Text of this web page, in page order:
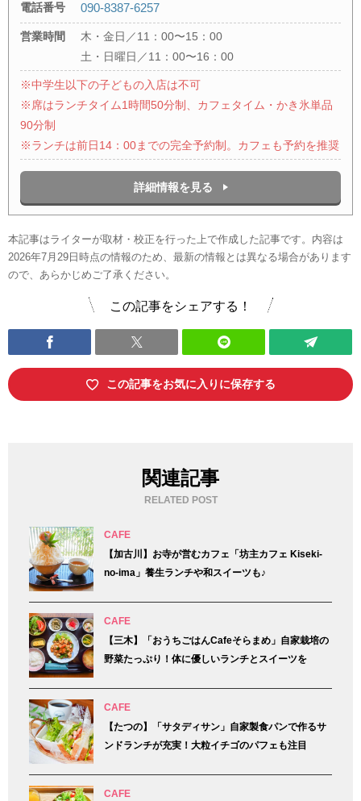
電話番号 090-8387-6257
営業時間
木・金日／11：00〜15：00
土・日曜日／11：00〜16：00
※中学生以下の子どもの入店は不可
※席はランチタイム1時間50分制、カフェタイム・かき氷単品
90分制
※ランチは前日14：00までの完全予約制。カフェも予約を推奨
詳細情報を見る
本記事はライターが取材・校正を行った上で作成した記事です。内容は
2026年7月29日時点の情報のため、最新の情報とは異なる場合があります
ので、あらかじめご了承ください。
この記事をシェアする！
この記事をお気に入りに保存する
関連記事
RELATED POST
CAFE
【加古川】お寺が営むカフェ「坊主カフェ Kiseki-
no-ima」養生ランチや和スイーツも♪
CAFE
【三木】「おうちごはんCafeそらまめ」自家栽培の
野菜たっぷり！体に優しいランチとスイーツを
CAFE
【たつの】「サタディサン」自家製食パンで作るサ
ンドランチが充実！大粒イチゴのパフェも注目
CAFE